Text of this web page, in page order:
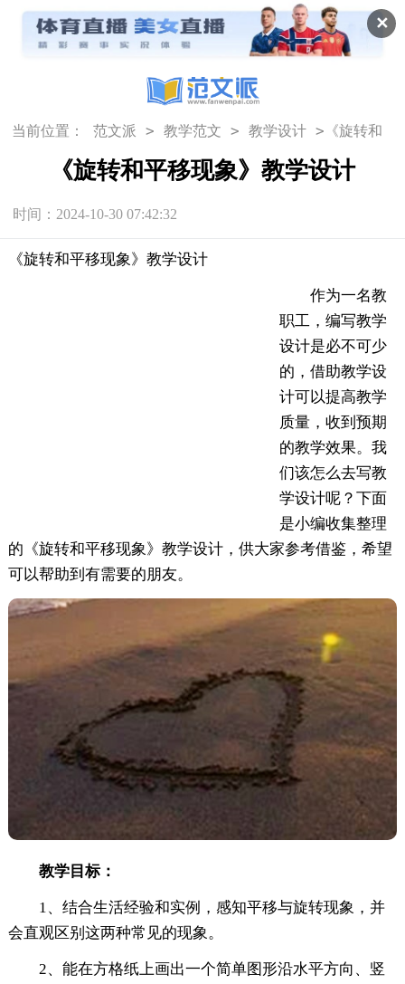
✕
当前位置： 范文派 > 教学范文 > 教学设计 > 《旋转和
平移现象》教学设计
《旋转和平移现象》教学设计
时间：2024-10-30 07:42:32
《旋转和平移现象》教学设计
作为一名教
职工，编写教学
设计是必不可少
的，借助教学设
计可以提高教学
质量，收到预期
的教学效果。我
们该怎么去写教
学设计呢？下面
是小编收集整理
的《旋转和平移现象》教学设计，供大家参考借鉴，希望
可以帮助到有需要的朋友。
教学目标：
1、结合生活经验和实例，感知平移与旋转现象，并
会直观区别这两种常见的现象。
2、能在方格纸上画出一个简单图形沿水平方向、竖